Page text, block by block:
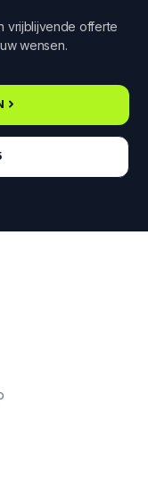
vrijblijvende offerte
wensen.